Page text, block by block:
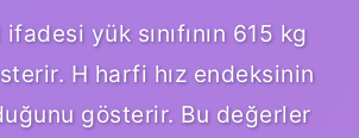
yük sınıfının 615 kg
H harfi hız endeksinin
gösterir. Bu değerler